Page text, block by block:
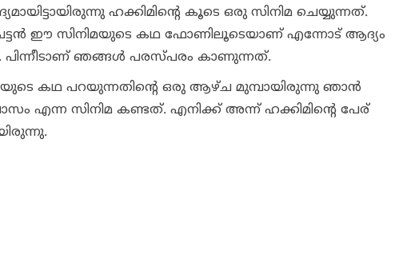
ഹക്കിമിന്റെ കൂടെ ഒരു സിനിമ ചെയ്യുന്നത്.
ഈ സിനിമയുടെ കഥ ഫോണിലൂടെയാണ് എന്നോട് ആദ്യം
ഞങ്ങള്‍ പരസ്പരം കാണുന്നത്.
കഥ പറയുന്നതിന്റെ ഒരു ആഴ്ച മുമ്പായിരുന്നു ഞാന്‍
എന്ന സിനിമ കണ്ടത്. എനിക്ക് അന്ന് ഹക്കിമിന്റെ പേര്